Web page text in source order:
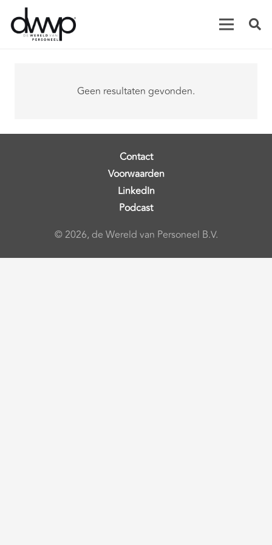
Geen resultaten gevonden.
Contact
Voorwaarden
LinkedIn
Podcast
© 2026, de Wereld van Personeel B.V.